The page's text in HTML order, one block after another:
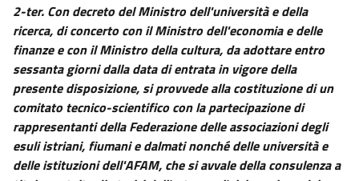
2-ter. Con decreto del Ministro dell'università e della
ricerca, di concerto con il Ministro dell'economia e delle
finanze e con il Ministro della cultura, da adottare entro
sessanta giorni dalla data di entrata in vigore della
presente disposizione, si provvede alla costituzione di un
comitato tecnico-scientifico con la partecipazione di
rappresentanti della Federazione delle associazioni degli
esuli istriani, fiumani e dalmati nonché delle università e
delle istituzioni dell'AFAM, che si avvale della consulenza a